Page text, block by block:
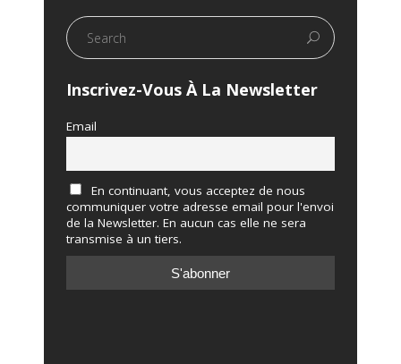
Inscrivez-Vous À La Newsletter
Email
En continuant, vous acceptez de nous
communiquer votre adresse email pour l'envoi
de la Newsletter. En aucun cas elle ne sera
transmise à un tiers.